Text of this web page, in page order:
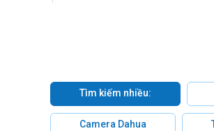
Tìm kiếm nhiều:
Camera Dahua